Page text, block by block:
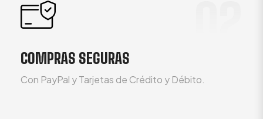
COMPRAS SEGURAS
Con PayPal y Tarjetas de Crédito y Débito.